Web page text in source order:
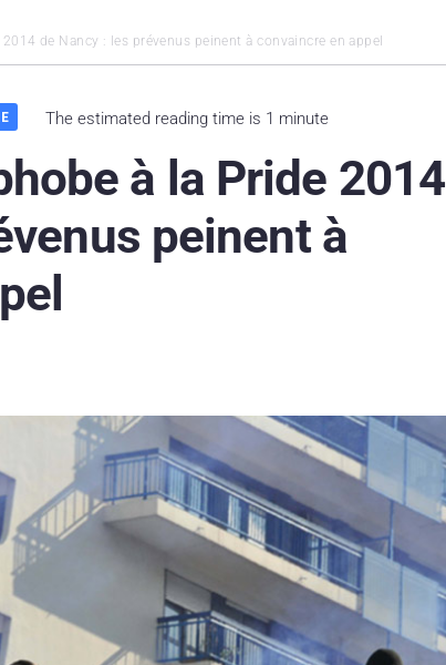
de Nancy : les prévenus peinent à convaincre en appel
The estimated reading time is 1 minute
à la Pride 2014
peinent à